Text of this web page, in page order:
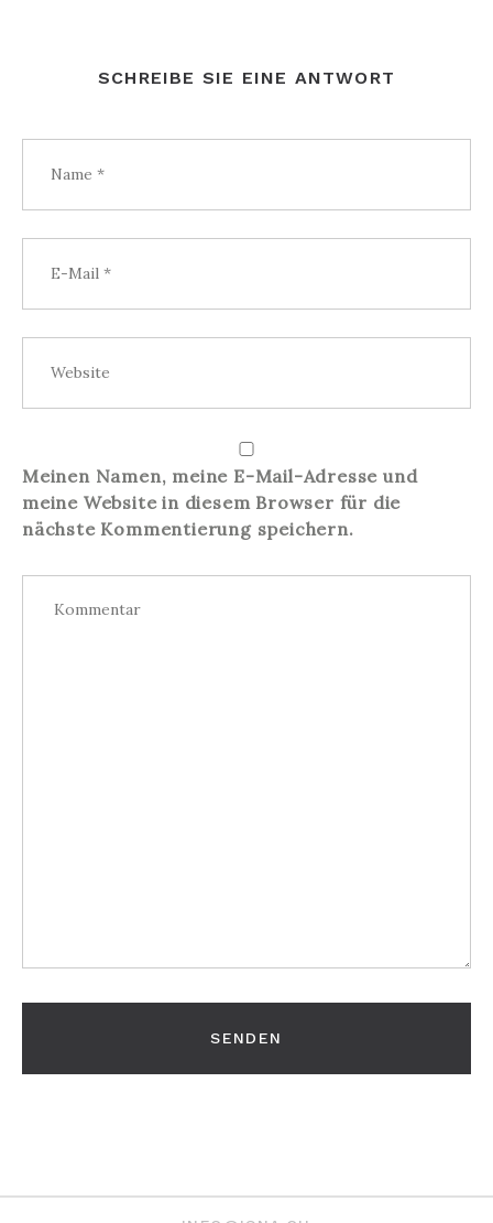
SCHREIBE SIE EINE ANTWORT
Meinen Namen, meine E-Mail-Adresse und
meine Website in diesem Browser für die
nächste Kommentierung speichern.